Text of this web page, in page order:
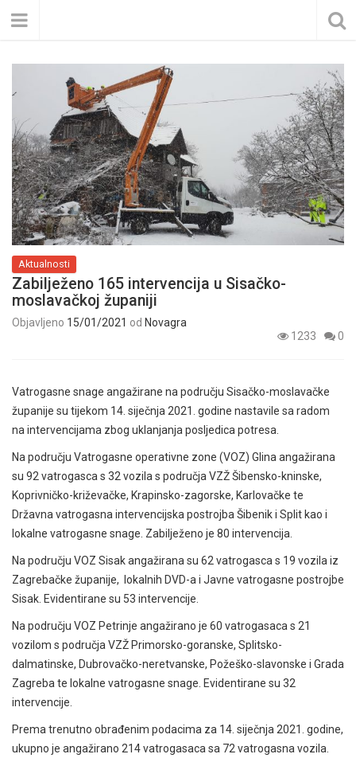
Aktualnosti
Zabilježeno 165 intervencija u Sisačko-
moslavačkoj županiji
Objavljeno 15/01/2021 od Novagra
1233
0
Vatrogasne snage angažirane na području Sisačko-moslavačke
županije su tijekom 14. siječnja 2021. godine nastavile sa radom
na intervencijama zbog uklanjanja posljedica potresa.
Na području Vatrogasne operativne zone (VOZ) Glina angažirana
su 92 vatrogasca s 32 vozila s područja VZŽ Šibensko-kninske,
Koprivničko-križevačke, Krapinsko-zagorske, Karlovačke te
Državna vatrogasna intervencijska postrojba Šibenik i Split kao i
lokalne vatrogasne snage. Zabilježeno je 80 intervencija.
Na području VOZ Sisak angažirana su 62 vatrogasca s 19 vozila iz
Zagrebačke županije, lokalnih DVD-a i Javne vatrogasne postrojbe
Sisak. Evidentirane su 53 intervencije.
Na području VOZ Petrinje angažirano je 60 vatrogasaca s 21
vozilom s područja VZŽ Primorsko-goranske, Splitsko-
dalmatinske, Dubrovačko-neretvanske, Požeško-slavonske i Grada
Zagreba te lokalne vatrogasne snage. Evidentirane su 32
intervencije.
Prema trenutno obrađenim podacima za 14. siječnja 2021. godine,
ukupno je angažirano 214 vatrogasaca sa 72 vatrogasna vozila.